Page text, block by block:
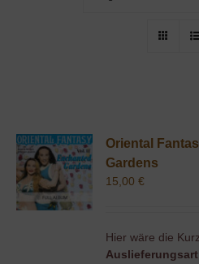
Oriental
Gardens
15,00€
Hier wäre die